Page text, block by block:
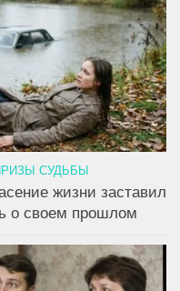
СУДЬБЫ
жизни заставил
о своем прошлом